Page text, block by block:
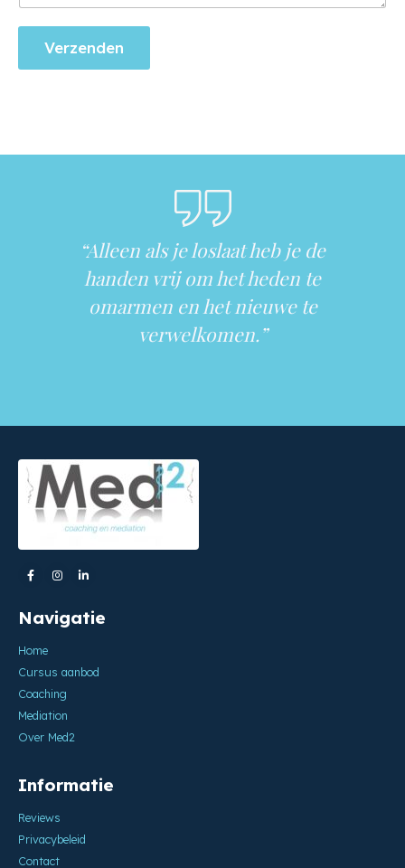
Verzenden
“Alleen als je loslaat heb je de
handen vrij om het heden te
omarmen en het nieuwe te
verwelkomen.”
Navigatie
Home
Cursus aanbod
Coaching
Mediation
Over Med2
Informatie
Reviews
Privacybeleid
Contact